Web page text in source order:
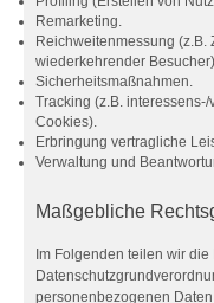
Remarketing.
Reichweitenmessung (z.B.
wiederkehrender
Sicherheitsmaßnahmen.
Tracking (z.B.
Cookies).
Erbringung vertragliche
Verwaltung und
Maßgebliche
Im Folgenden teilen wir
personenbezogenen